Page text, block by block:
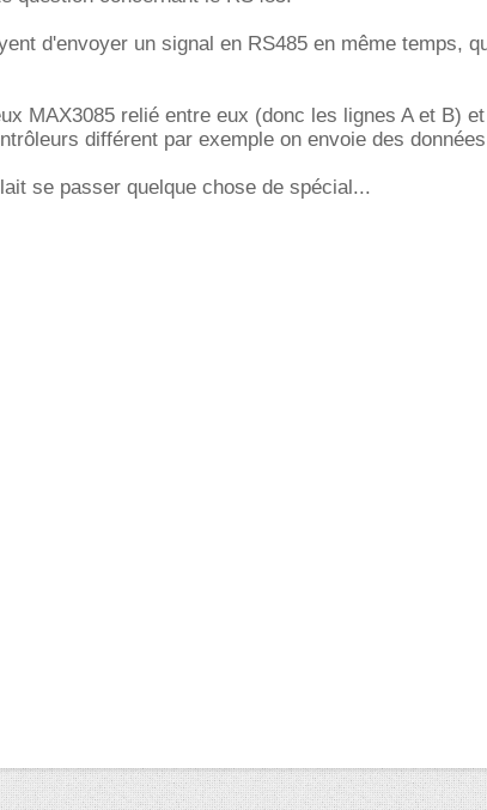
d'envoyer un signal en RS485 en même temps,
MAX3085 relié entre eux (donc les lignes A et B)
différent par exemple on envoie des
se passer quelque chose de spécial...